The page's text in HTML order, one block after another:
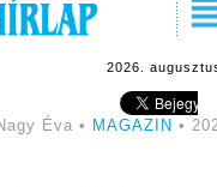
2026.
Éva • MAGAZIN •